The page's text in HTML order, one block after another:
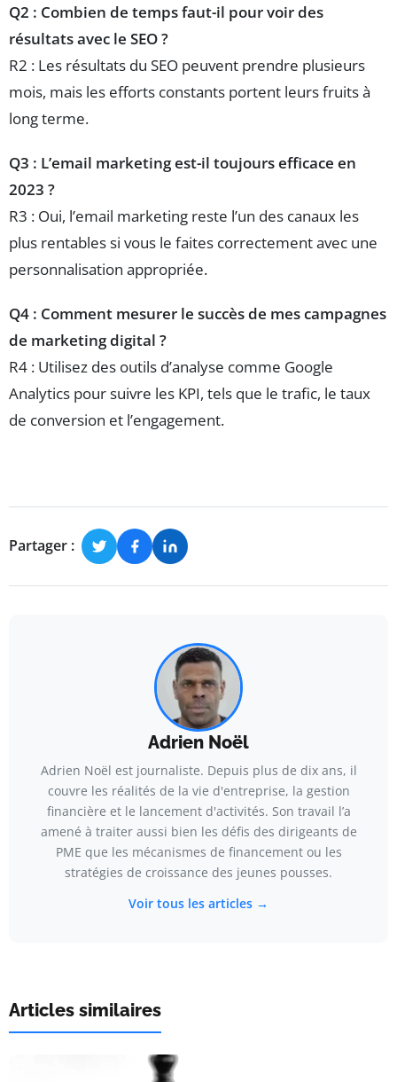
Q2 : Combien de temps faut-il pour voir des
résultats avec le SEO ?
R2 : Les résultats du SEO peuvent prendre plusieurs
mois, mais les efforts constants portent leurs fruits à
long terme.
Q3 : L’email marketing est-il toujours efficace en
2023 ?
R3 : Oui, l’email marketing reste l’un des canaux les
plus rentables si vous le faites correctement avec une
personnalisation appropriée.
Q4 : Comment mesurer le succès de mes campagnes
de marketing digital ?
R4 : Utilisez des outils d’analyse comme Google
Analytics pour suivre les KPI, tels que le trafic, le taux
de conversion et l’engagement.
Partager :
Adrien Noël
Adrien Noël est journaliste. Depuis plus de dix ans, il
couvre les réalités de la vie d'entreprise, la gestion
financière et le lancement d'activités. Son travail l’a
amené à traiter aussi bien les défis des dirigeants de
PME que les mécanismes de financement ou les
stratégies de croissance des jeunes pousses.
Voir tous les articles →
Articles similaires